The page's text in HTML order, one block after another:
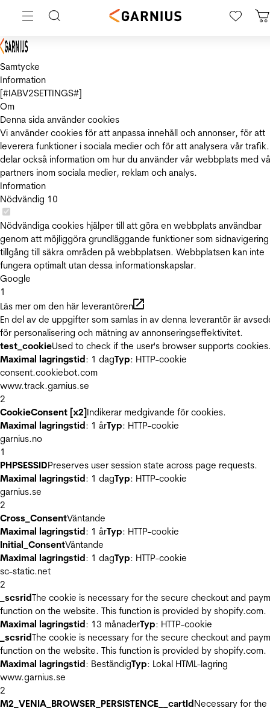
Samtycke
Information
[#IABV2SETTINGS#]
Om
Denna sida använder cookies
Vi använder cookies för att anpassa innehåll och annonser, för att
leverera funktioner i sociala medier och för att analysera vår
delar också information om hur du använder vår webbplats med
partners inom sociala medier, reklam och analys.
Information
Nödvändig 10
Nödvändiga cookies hjälper till att göra en webbplats användbar
genom att möjliggöra grundläggande funktioner som
tillgång till säkra områden på webbplatsen. Webbplatsen kan inte
fungera optimalt utan dessa informationskapslar.
Google
1
Läs mer om den här leverantören
En del av de uppgifter som samlas in av denna leverantör är
för personalisering och mätning av annonseringseffektivitet.
test_cookieUsed to check if the user's browser supports
Maximal lagringstid: 1 dagTyp: HTTP-cookie
consent.cookiebot.com
www.track.garnius.se
2
CookieConsent [x2]Indikerar medgivande för cookies.
Maximal lagringstid: 1 årTyp: HTTP-cookie
garnius.no
1
PHPSESSIDPreserves user session state across page requests.
Maximal lagringstid: 1 dagTyp: HTTP-cookie
garnius.se
2
Cross_ConsentVäntande
Maximal lagringstid: 1 årTyp: HTTP-cookie
Initial_ConsentVäntande
Maximal lagringstid: 1 dagTyp: HTTP-cookie
sc-static.net
2
_scsridThe cookie is necessary for the secure checkout and
function on the website. This function is provided by shopify.com.
Maximal lagringstid: 13 månaderTyp: HTTP-cookie
_scsridThe cookie is necessary for the secure checkout and
function on the website. This function is provided by shopify.com.
Maximal lagringstid: BeständigTyp: Lokal HTML-lagring
www.garnius.se
2
M2_VENIA_BROWSER_PERSISTENCE__cartIdNecessary for the